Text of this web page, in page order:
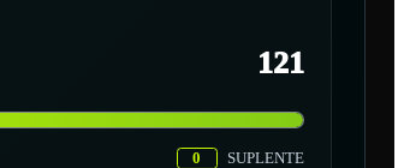
121
0 SUPLENTE